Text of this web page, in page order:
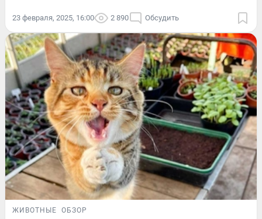
23 февраля, 2025, 16:00 2 890 Обсудить
ЖИВОТНЫЕ ОБЗОР